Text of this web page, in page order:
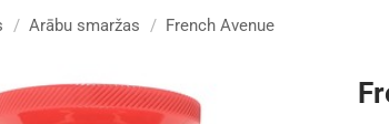
/ Arābu smaržas / French Avenue